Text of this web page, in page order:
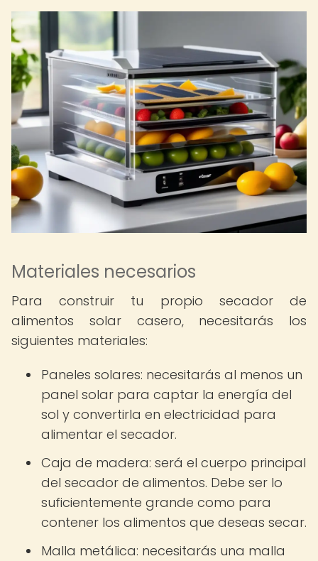
Materiales necesarios
Para construir tu propio secador de
alimentos solar casero, necesitarás los
siguientes materiales:
Paneles solares: necesitarás al menos un
panel solar para captar la energía del
sol y convertirla en electricidad para
alimentar el secador.
Caja de madera: será el cuerpo principal
del secador de alimentos. Debe ser lo
suficientemente grande como para
contener los alimentos que deseas secar.
Malla metálica: necesitarás una malla